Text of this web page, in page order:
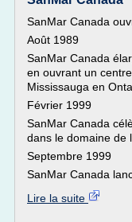
SanMar Canada
Août 1989
SanMar Canada
en ouvrant un
Mississauga en
Février 1999
SanMar Canada
dans le domaine de
Septembre 1999
SanMar Canada
Lire la suite